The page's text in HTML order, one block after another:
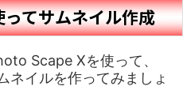
てサムネイル作成
Scape Xを使って、
ネイルを作ってみましょ